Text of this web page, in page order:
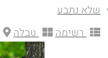
שלא נתבע
רשימה
טבלה